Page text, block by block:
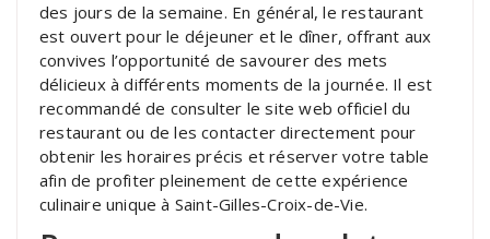
des jours de la semaine. En général, le restaurant
est ouvert pour le déjeuner et le dîner, offrant aux
convives l’opportunité de savourer des mets
délicieux à différents moments de la journée. Il est
recommandé de consulter le site web officiel du
restaurant ou de les contacter directement pour
obtenir les horaires précis et réserver votre table
afin de profiter pleinement de cette expérience
culinaire unique à Saint-Gilles-Croix-de-Vie.